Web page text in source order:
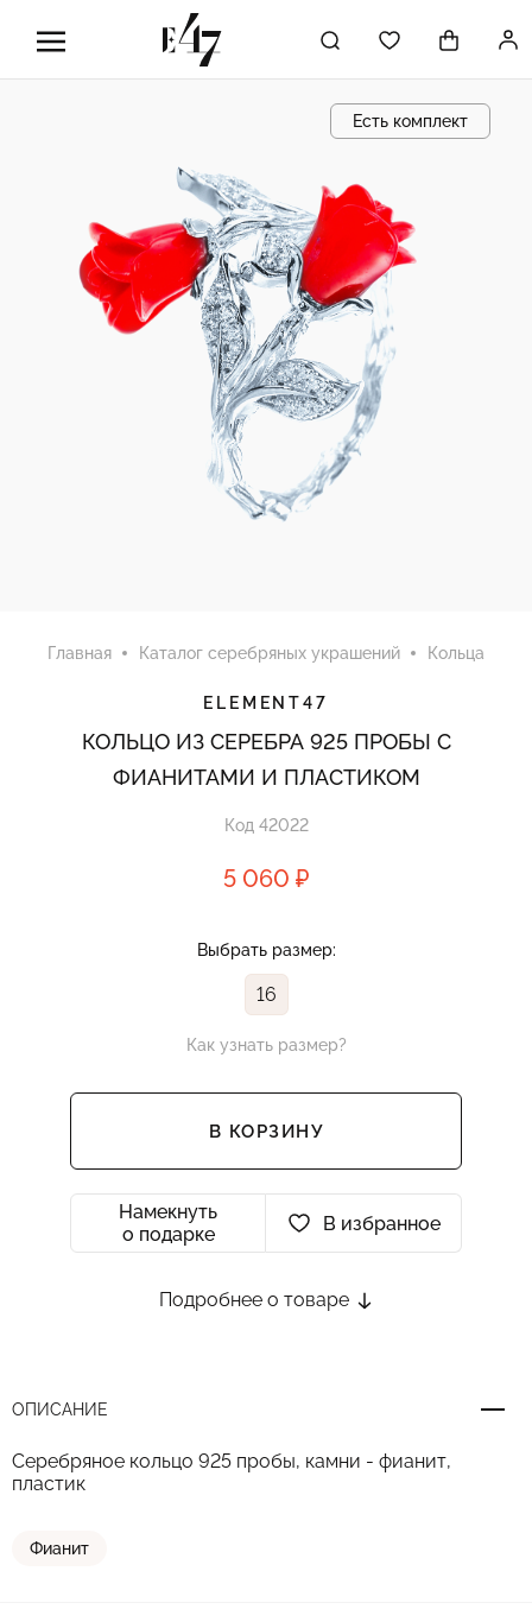
Есть комплект
Главная Каталог серебряных украшений Кольца
ELEMENT47
КОЛЬЦО ИЗ СЕРЕБРА 925 ПРОБЫ С
ФИАНИТАМИ И ПЛАСТИКОМ
Код 42022
5 060 ₽
Выбрать размер:
16
Как узнать размер?
В КОРЗИНУ
Намекнуть
о подарке
В избранное
Подробнее о товаре
ОПИСАНИЕ
Серебряное кольцо 925 пробы, камни - фианит,
пластик
Фианит